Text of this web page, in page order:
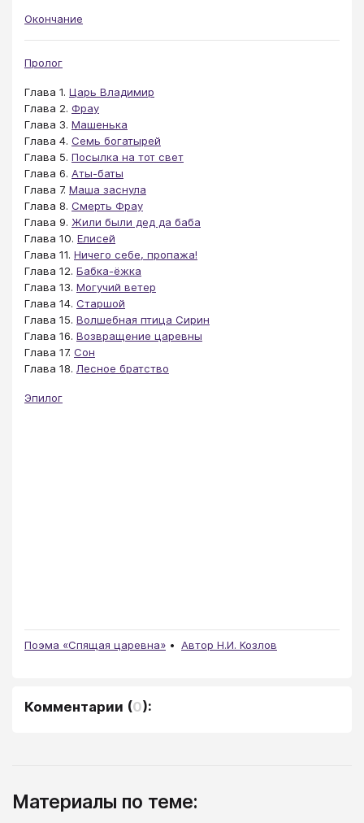
Окончание
Пролог
Глава 1. Царь Владимир
Глава 2. Фрау
Глава 3. Машенька
Глава 4. Семь богатырей
Глава 5. Посылка на тот свет
Глава 6. Аты-баты
Глава 7. Маша заснула
Глава 8. Смерть Фрау
Глава 9. Жили были дед да баба
Глава 10. Елисей
Глава 11. Ничего себе, пропажа!
Глава 12. Бабка-ёжка
Глава 13. Могучий ветер
Глава 14. Старшой
Глава 15. Волшебная птица Сирин
Глава 16. Возвращение царевны
Глава 17. Сон
Глава 18. Лесное братство
Эпилог
Поэма «Спящая царевна» Автор Н.И. Козлов
Комментарии (0):
Материалы по теме: